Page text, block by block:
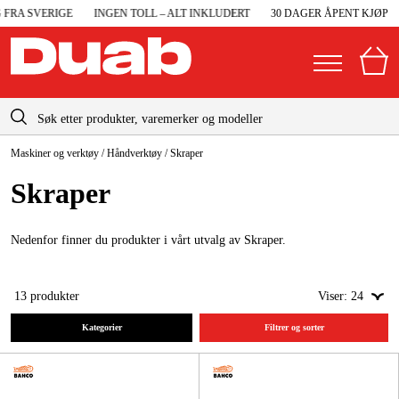
SVERIGE INGEN TOLL – ALT INKLUDERT 30 DAGER ÅPENT KJØP
Norge
Sverige
Danmark
Maskiner og verktøy
Garasje og verksted
Maskintilbehør og forbruksvarer
Arbeidsklær og beskyttelse
Elektro og bygg
info@duab.no
Maskiner og verktøy /Håndverktøy /Skraper
Skraper
Nedenfor finner du produkter i vårt utvalg av Skraper.
13 produkter Viser: 24
Kategorier Filtrer og sorter